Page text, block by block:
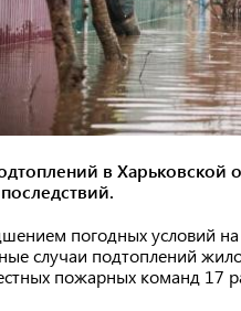
в Харьковской
погодных условий
случаи подтоплений
пожарных команд 17